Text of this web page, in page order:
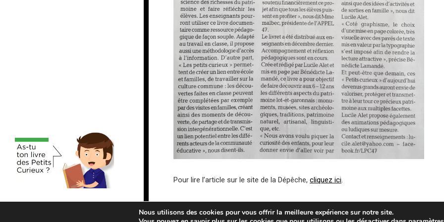
Pour lire l’article sur le site de la Dépêche, cliquez ici.
2026 © Les petits curieux Rando Légendes Lucien Péraire Qui
Nous utilisons des cookies pour vous offrir la meilleure expérience sur notre site.